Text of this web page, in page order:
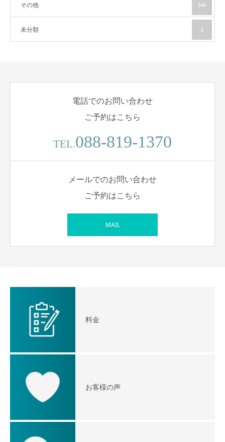
その他 346
未分類 3
電話でのお問い合わせ
ご予約はこちら
TEL.088-819-1370
メールでのお問い合わせ
ご予約はこちら
MAIL
料金
お客様の声